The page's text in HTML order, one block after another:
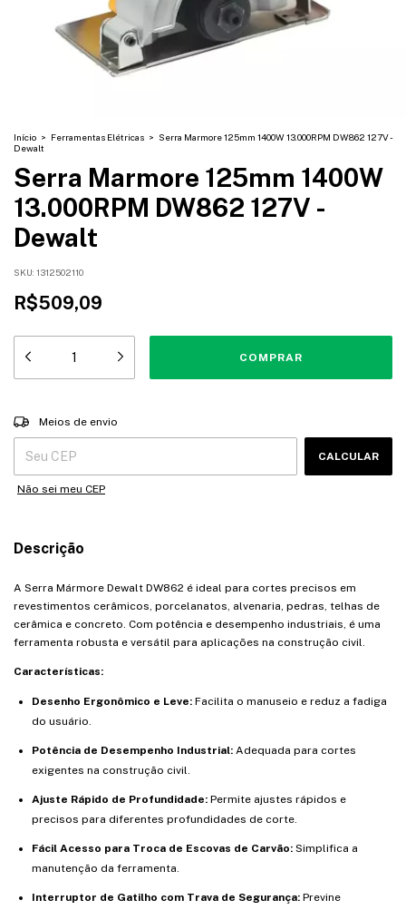
Início > Ferramentas Elétricas > Serra Marmore 125mm 1400W 13.000RPM DW862 127V -
Dewalt
Serra Marmore 125mm 1400W
13.000RPM DW862 127V -
Dewalt
SKU: 1312502110
R$509,09
Entregas para o CEP:
Meios de envio
CALCULAR
Não sei meu CEP
Descrição
A Serra Mármore Dewalt DW862 é ideal para cortes precisos em
revestimentos cerâmicos, porcelanatos, alvenaria, pedras, telhas de
cerâmica e concreto. Com potência e desempenho industriais, é uma
ferramenta robusta e versátil para aplicações na construção civil.
Características:
Desenho Ergonômico e Leve: Facilita o manuseio e reduz a fadiga
do usuário.
Potência de Desempenho Industrial: Adequada para cortes
exigentes na construção civil.
Ajuste Rápido de Profundidade: Permite ajustes rápidos e
precisos para diferentes profundidades de corte.
Fácil Acesso para Troca de Escovas de Carvão: Simplifica a
manutenção da ferramenta.
Interruptor de Gatilho com Trava de Segurança: Previne